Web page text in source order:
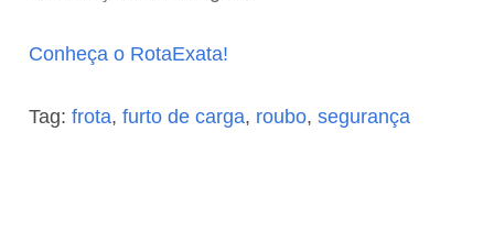
Conheça o RotaExata!
Tag: frota, furto de carga, roubo, segurança